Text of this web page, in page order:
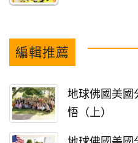
編輯推薦
地球佛國美國
悟（上）